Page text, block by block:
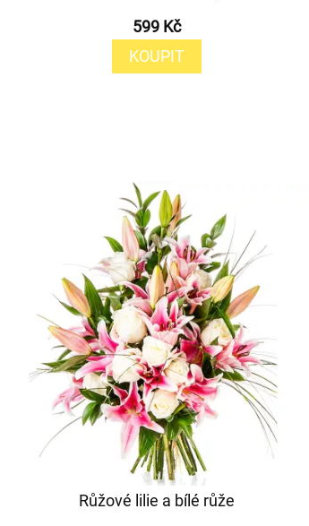
599 Kč
KOUPIT
Růžové lilie a bílé růže